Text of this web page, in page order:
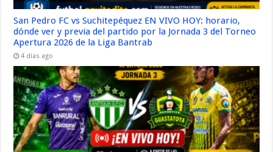
San Pedro FC vs Suchitepéquez EN VIVO HOY: horario,
dónde ver y previa del partido por la Jornada 3 del Torneo
Apertura 2026 de la Liga Bantrab
4 días ago